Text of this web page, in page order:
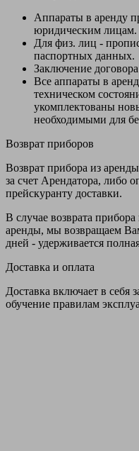
Аппараты в аренду
юридическим лицам.
Для физ. лиц -
паспортных данных.
Заключение
Все аппараты в
техническом
укомплектованы
необходимыми для
Возврат приборов
Возврат прибора из
за счет Арендатора, либо
прейскуранту доставки.
В случае возврата
аренды, мы возвращаем
дней - удерживается
Доставка и оплата
Доставка включает в себя
обучение правилам